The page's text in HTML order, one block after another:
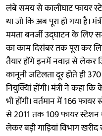
लंबे समय से कालीघाट फायर
था जो कि अब पूरा हो गया है।
ममता बनर्जी उद्घाटन के लिए
का काम दिसंबर तक पूरा कर
तैयार होंगे इनमें नवान्न से लेकर
कानूनी जटिलता दूर होते ही
नियुक्यिां होंगी। मंत्री ने कहा
भी होंगी। वर्तमान में 166 फायर
से 2011 तक 109 फायर स्टेशन
लेकर बड़ी गाड़ियां विभाग खरीद